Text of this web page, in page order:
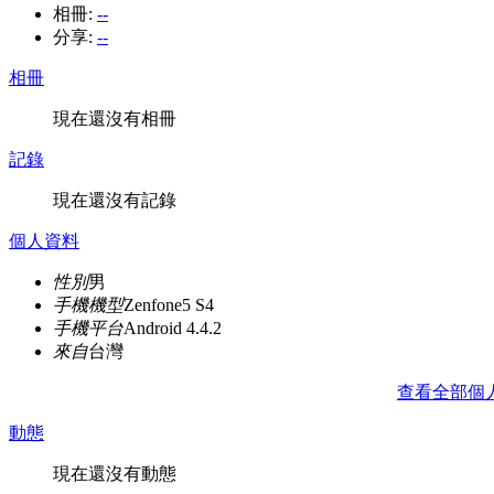
相冊: --
分享: --
相冊
現在還沒有相冊
記錄
現在還沒有記錄
個人資料
性別男
手機機型Zenfone5 S4
手機平台Android 4.4.2
來自台灣
查看全部個
動態
現在還沒有動態